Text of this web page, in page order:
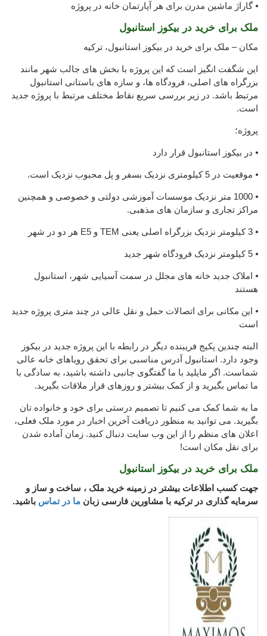
⦁ گاراژ ماشین مدرن برای هر آپارتمان خانه در پروژه
ملک برای خرید در بیکوز استانبول
مکان – ملک برای خرید در بیکوز استانبول، ترکیه
این شگفت انگیز است که این پروژه با بخش های جالب شهر مانند
بزرگراه های اصلی، فرودگاه ها، و سازه های باستانی استانبول
مرتبط باشد. در زیر بررسی سریع نقاط مختلف مرتبط با پروژه جدید
است.
پروژه؛
⦁ در بیکوز استانبول قرار دارد
⦁ موقعیت در 5 کیلومتری نزدیک بسفر و پل محبوب نزدیک است.
⦁ 1000 متر نزدیک موسسات آموزشی دولتی و خصوصی و همچنین
مراکز تجاری و سازمان های مذهبی.
⦁ 3 کیلومتر نزدیک بزرگراه اصلی یعنی TEM و E5 هر دو در شهر
⦁ 5 کیلومتر نزدیک فرودگاه شهر جدید
⦁ املاک جدید خانه های مجلل در سمت آسیایی شهر، استانبول
هستند
⦁ این مکانی برای اتصالات حمل و نقل عالی در چند متری پروژه جدید
است
البته چندین پکیج فریبنده دیگر در رابطه با این پروژه جدید در بیکوز
وجود دارد. استانبول آدرس مناسبی برای تحقق رویاهای خانه عالی
شماست. اگر مایلید با ما گفتگوی جانبی داشته باشید، به سادگی با
ما تماس بگیرید و از کمک بیشتر و روزهای قرار ملاقات بگیرید.
ما به شما کمک می کنیم تا تصمیم درستی برای خود و خانواده تان
بگیرید. می توانید به منظور دریافت آخرین اخبار در مورد ملک فعلی،
اعلان های منظم را از این وب سایت دنبال کنید. زمان آماده شدن
برای نقل مکان است!
ملک برای خرید در بیکوز استانبول
جهت کسب اطلاعات بیشتر در زمینه خرید ملک ، ساخت و ساز و
سرمایه گذاری در ترکیه با مشاورین فارسی زبان ما در تماس باشید.